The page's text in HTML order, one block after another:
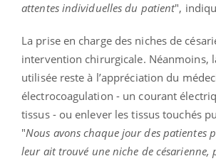
attentes individuelles du patient",
La prise en charge des niches de
intervention chirurgicale. Néanmoins,
utilisée reste à l’appréciation du
électrocoagulation - un courant
tissus - ou enlever les tissus touchés
"Nous avons chaque jour des patientes
leur ait trouvé une niche de césarienne,